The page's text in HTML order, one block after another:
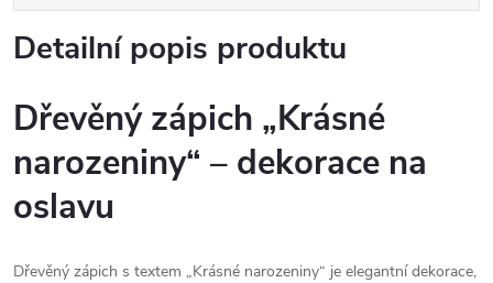
Detailní popis produktu
Dřevěný zápich „Krásné
narozeniny“ – dekorace na
oslavu
Dřevěný zápich s textem „Krásné narozeniny“ je elegantní dekorace,